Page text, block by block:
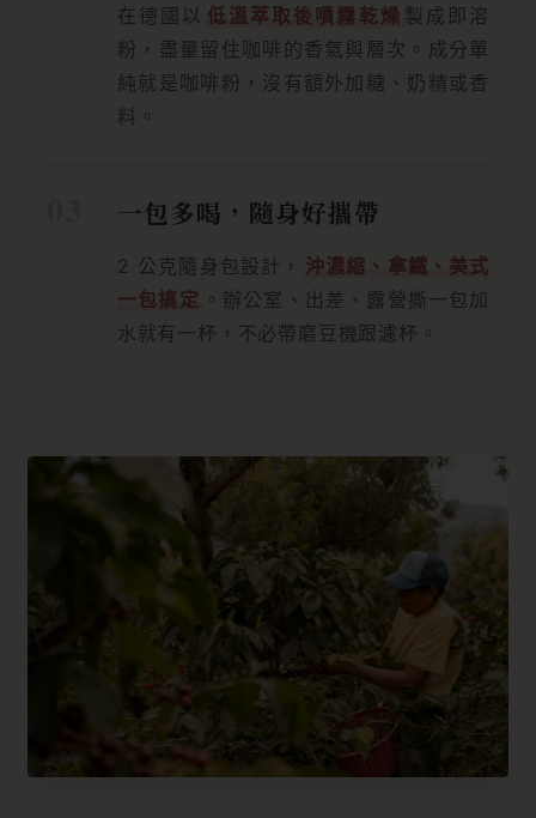
在德國以 低溫萃取後噴霧乾燥 製成即溶
粉，盡量留住咖啡的香氣與層次。成分單
純就是咖啡粉，沒有額外加糖、奶精或香
料。
一包多喝，隨身好攜帶
2 公克隨身包設計， 沖濃縮、拿鐵、美式
一包搞定 。辦公室、出差、露營撕一包加
水就有一杯，不必帶磨豆機跟濾杯。